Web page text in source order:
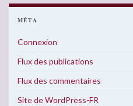
MÉTA
Connexion
Flux des publications
Flux des commentaires
Site de WordPress-FR